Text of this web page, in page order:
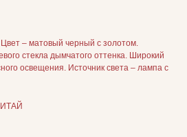
– матовый черный с золотом.
стекла дымчатого оттенка. Широкий
освещения. Источник света – лампа с